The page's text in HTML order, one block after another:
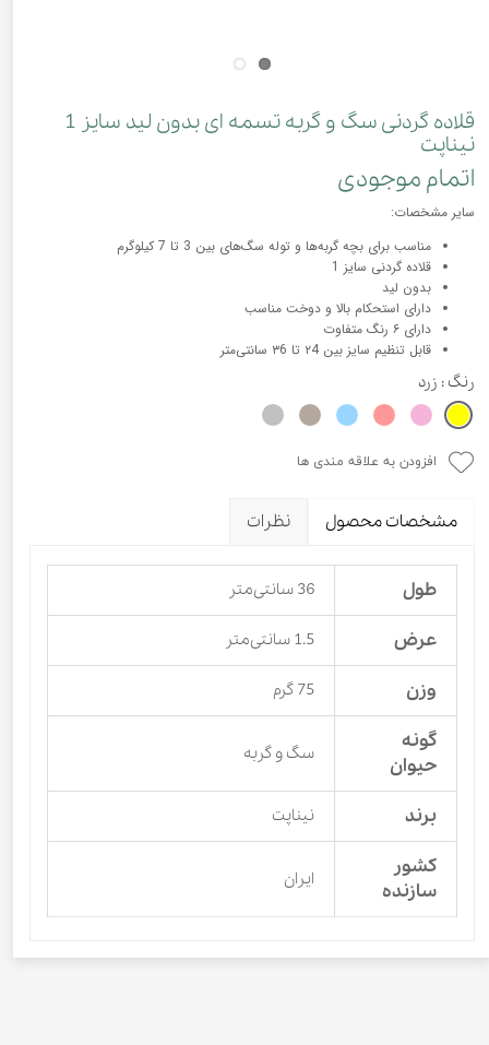
قلاده گردنی سگ و گربه تسمه ای بدون لید سایز 1
نیناپت
اتمام موجودی
سایر مشخصات:
مناسب برای بچه گربه‌ها و توله سگ‌های بین 3 تا 7 کیلوگرم
قلاده گردنی سایز 1
بدون لید
دارای استحکام بالا و دوخت مناسب
دارای ۶ رنگ متفاوت
قابل تنظیم سایز بین ۲4 تا ۳6 سانتی‌متر
رنگ : زرد
افزودن به علاقه مندی ها
مشخصات محصول نظرات
طول 36 سانتی‌متر
عرض 1.5 سانتی‌متر
وزن 75 گرم
گونه
حیوان
سگ و گربه
برند نیناپت
کشور
سازنده
ایران